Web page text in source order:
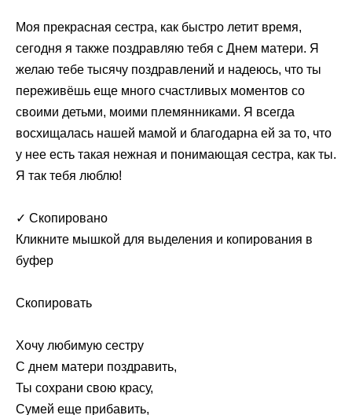
Моя прекрасная сестра, как быстро летит время,
сегодня я также поздравляю тебя с Днем матери. Я
желаю тебе тысячу поздравлений и надеюсь, что ты
переживёшь еще много счастливых моментов со
своими детьми, моими племянниками. Я всегда
восхищалась нашей мамой и благодарна ей за то, что
у нее есть такая нежная и понимающая сестра, как ты.
Я так тебя люблю!
✓ Скопировано
Кликните мышкой для выделения и копирования в
буфер
Скопировать
Хочу любимую сестру
С днем матери поздравить,
Ты сохрани свою красу,
Сумей еще прибавить,